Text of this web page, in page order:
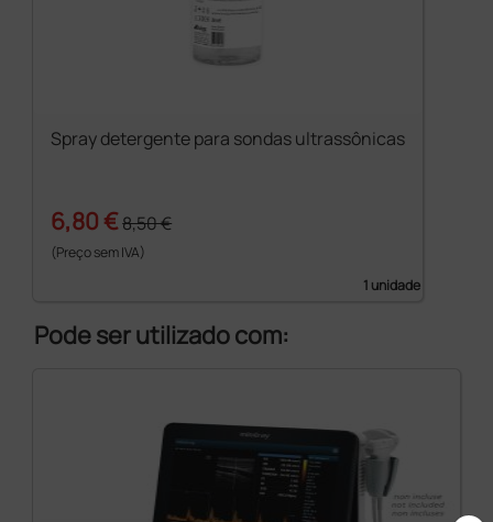
Spray detergente para sondas ultrassônicas
6,80 €8,50 €
(Preço sem IVA)
1 unidade
Pode ser utilizado com: